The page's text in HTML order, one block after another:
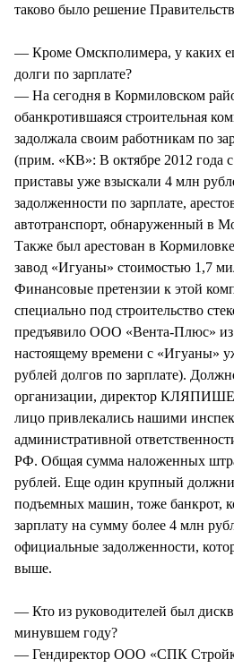
таково было решение
— Кроме Омскполимера, у каких
долги по зарплате?
— На сегодня в Кормиловском
обанкротившаяся строительная
задолжала своим работникам по
(прим. «КВ»: В октябре 2012
приставы уже взыскали 4 млн
задолженности по зарплате,
автотранспорт, обнаруженный в
Также был арестован в
завод «Игуаны» стоимостью 1,7
Финансовые претензии к этой
специально под строительство
предъявило ООО «Вента-Плюс» из
настоящему времени с «Игуаны»
рублей долгов по зарплате).
организации, директор
лицо привлекались нашими
административной
РФ. Общая сумма наложенных
рублей. Еще один крупный
подъемных машин, тоже банкрот,
зарплату на сумму более 4 млн
официальные задолженности,
выше.
— Кто из руководителей был
минувшем году?
— Гендиректор ООО «СПК